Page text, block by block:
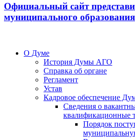
Официальный сайт
муниципального образования
О Думе
История Думы АГО
Справка об органе
Регламент
Устав
Кадровое обеспечение
Сведения о
квалификационные
Порядок